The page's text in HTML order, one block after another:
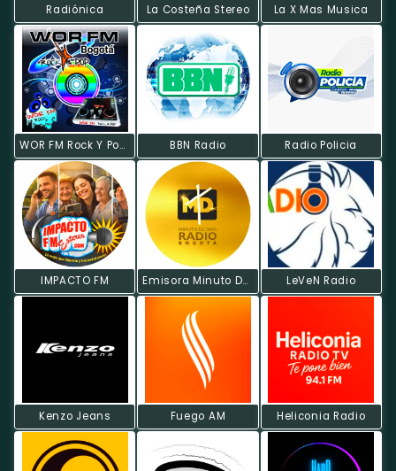
Radiónica La Costeña Stereo La X Mas Musica
WOR FM Rock Y Pop Bogotá BBN Radio Radio Policia
IMPACTO FM Emisora Minuto De Dios LeVeN Radio
Kenzo Jeans Fuego AM Heliconia Radio